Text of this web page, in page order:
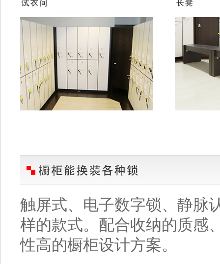
触屏式、电子数字锁、静脉
样的款式。配合收纳的质感
性高的橱柜设计方案。